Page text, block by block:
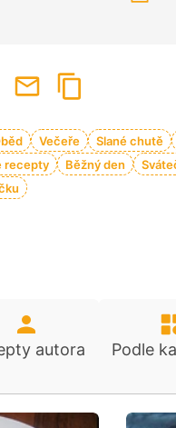
Večeře Slané chutě
recepty Běžný den
autora Podle